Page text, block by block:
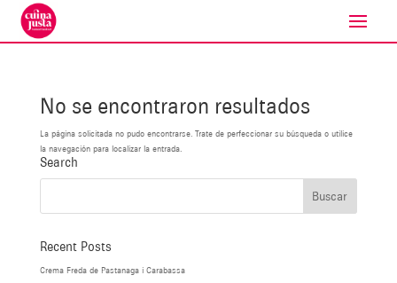
No se encontraron resultados
La página solicitada no pudo encontrarse. Trate de perfeccionar su búsqueda o utilice
la navegación para localizar la entrada.
Search
Recent Posts
Crema Freda de Pastanaga i Carabassa